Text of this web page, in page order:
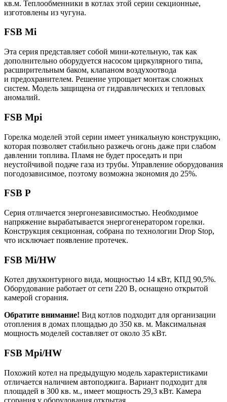
кв.м. Теплообменники в котлах этой серии секционные,
изготовлены из чугуна.
FSB Mi
Эта серия представляет собой мини-котельную, так как
дополнительно оборудуется насосом циркулярного типа,
расширительным баком, клапаном воздухоотвода
и предохранителем. Решение упрощает монтаж сложных
систем. Модель защищена от гидравлических и тепловых
аномалий.
FSB Mpi
Горелка моделей этой серии имеет уникальную конструкцию,
которая позволяет стабильно разжечь огонь даже при слабом
давлении топлива. Пламя не будет проседать и при
неустойчивой подаче газа из трубы. Управление оборудования
погодозависимое, поэтому возможна экономия до 25%.
FSB P
Серия отличается энергонезависимостью. Необходимое
напряжение вырабатывается энергогенератором горелки.
Конструкция секционная, собрана по технологии Drop Stop,
что исключает появление протечек.
FSB Mi/HW
Котел двухконтурного вида, мощностью 14 кВт, КПД 90,5%.
Оборудование работает от сети 220 В, оснащено открытой
камерой сгорания.
Обратите внимание! Вид котлов подходит для организации
отопления в домах площадью до 350 кв. м. Максимальная
мощность моделей составляет от около 35 кВт.
FSB Mpi/HW
Похожий котел на предыдущую модель характеристиками
отличается наличием автоподжига. Вариант подходит для
площадей в 300 кв. м., имеет мощность 29,3 кВт. Камера
сгорания у оборудования открытая